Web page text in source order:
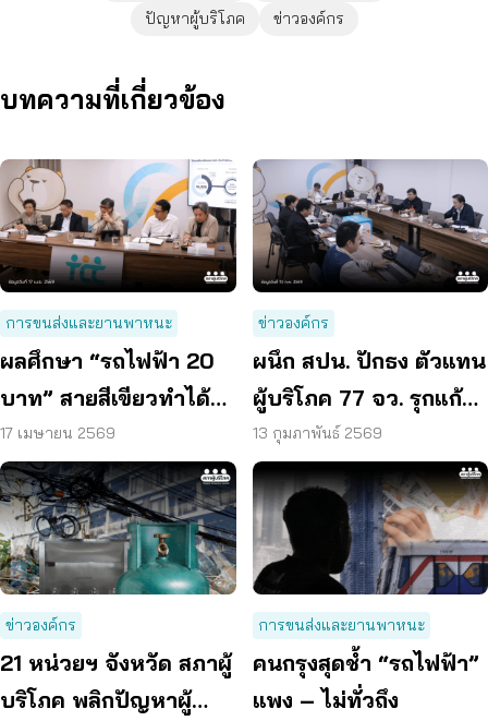
ปัญหาผู้บริโภค
ข่าวองค์กร
บทความที่เกี่ยวข้อง
การขนส่งและยานพาหนะ
ผลศึกษา “รถไฟฟ้า 20
บาท” สายสีเขียวทำได้
จริง ยื่น กทม.เร่งดำเนิน
การใน 1 ปี
17 เมษายน 2569
ข่าวองค์กร
ผนึก สปน. ปักธง ตัวแทน
ผู้บริโภค 77 จว. รุกแก้
ของแพง – สกัดภัย
ไซเบอร์
13 กุมภาพันธ์ 2569
ข่าวองค์กร
21 หน่วยฯ จังหวัด สภาผู้
บริโภค พลิกปัญหาผู้
การขนส่งและยานพาหนะ
คนกรุงสุดช้ำ “รถไฟฟ้า”
แพง – ไม่ทั่วถึง